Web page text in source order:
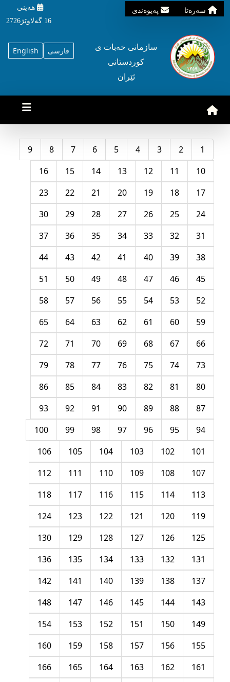
سه‌ره‌تا په‌یوه‌ندی
هه‌ینی
16 گه‌لاوێژ2726
English فارسی
سازمانی خه‌بات ی
کوردستانی
ئێران
1
2
3
4
5
6
7
8
9
10
11
12
13
14
15
16
17
18
19
20
21
22
23
24
25
26
27
28
29
30
31
32
33
34
35
36
37
38
39
40
41
42
43
44
45
46
47
48
49
50
51
52
53
54
55
56
57
58
59
60
61
62
63
64
65
66
67
68
69
70
71
72
73
74
75
76
77
78
79
80
81
82
83
84
85
86
87
88
89
90
91
92
93
94
95
96
97
98
99
100
101
102
103
104
105
106
107
108
109
110
111
112
113
114
115
116
117
118
119
120
121
122
123
124
125
126
127
128
129
130
131
132
133
134
135
136
137
138
139
140
141
142
143
144
145
146
147
148
149
150
151
152
153
154
155
156
157
158
159
160
161
162
163
164
165
166